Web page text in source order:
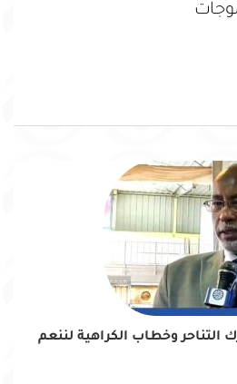
التناحر وخطاب الكراهية لننعم